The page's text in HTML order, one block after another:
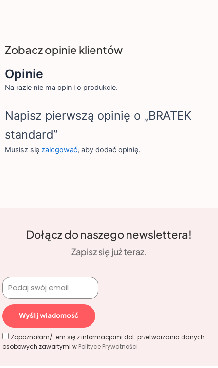
Zobacz opinie klientów
Opinie
Na razie nie ma opinii o produkcie.
Napisz pierwszą opinię o „BRATEK
standard”
Musisz się zalogować, aby dodać opinię.
Dołącz do naszego newslettera!
Zapisz się już teraz.
Zapoznałam/-em się z informacjami dot. przetwarzania danych
osobowych zawartymi w Polityce Prywatności
Wyślij wiadomość